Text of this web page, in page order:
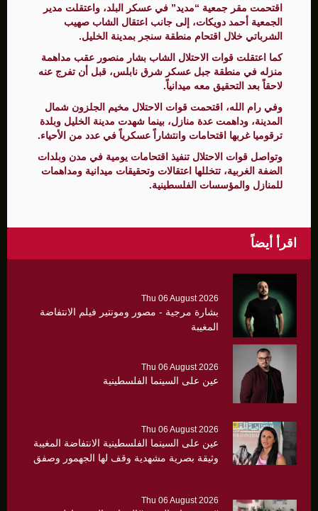
اقتحمت مقر جمعية “مديد” في عسكر البلد، واعتقلت مدير
الجمعية أحمد دويكات، إلى جانب اعتقال الشاب صهيب
الشرباتي خلال اقتحام منطقة سنجر بمدينة الخليل.
كما اعتقلت قوات الاحتلال الشاب بشار منصور عقب مداهمة
منزله في منطقة جبل عسكر شرق نابلس، قبل أن تفرج عنه
لاحقاً بعد التحقيق معه ميدانياً.
وفي رام الله، اقتحمت قوات الاحتلال مخيم الجلزون شمال
المدينة، وداهمت عدة منازل، بينما شهدت مدينة الخليل وبلدة
ترقوميا غربها اقتحامات وانتشاراً عسكرياً في عدد من الأحياء.
وتواصل قوات الاحتلال تنفيذ اقتحامات يومية في مدن وبلدات
الضفة الغربية، تتخللها اعتقالات وتحقيقات ميدانية ومداهمات
للمنازل والمؤسسات الفلسطينية.
اقرأ أيضاً
Thu 06 August 2026
بشارة مرجية - مصور ومونتير فيلم الانتفاضة
المغيبة
Thu 06 August 2026
عين على السينما الفلسطينية
Thu 06 August 2026
عين على السينما الفلسطينية الانتفاضة المغيبة
وثيقة بصرية مشهدية وقف لها الجهمور وصفق
Thu 06 August 2026